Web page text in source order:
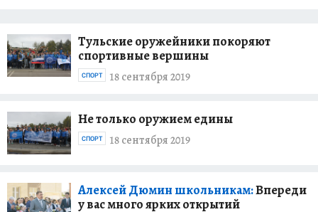
Тульские оружейники покоряют
спортивные вершины
18 сентября 2019
СПОРТ
Не только оружием едины
18 сентября 2019
СПОРТ
Алексей Дюмин школьникам:Впереди
у вас много ярких открытий